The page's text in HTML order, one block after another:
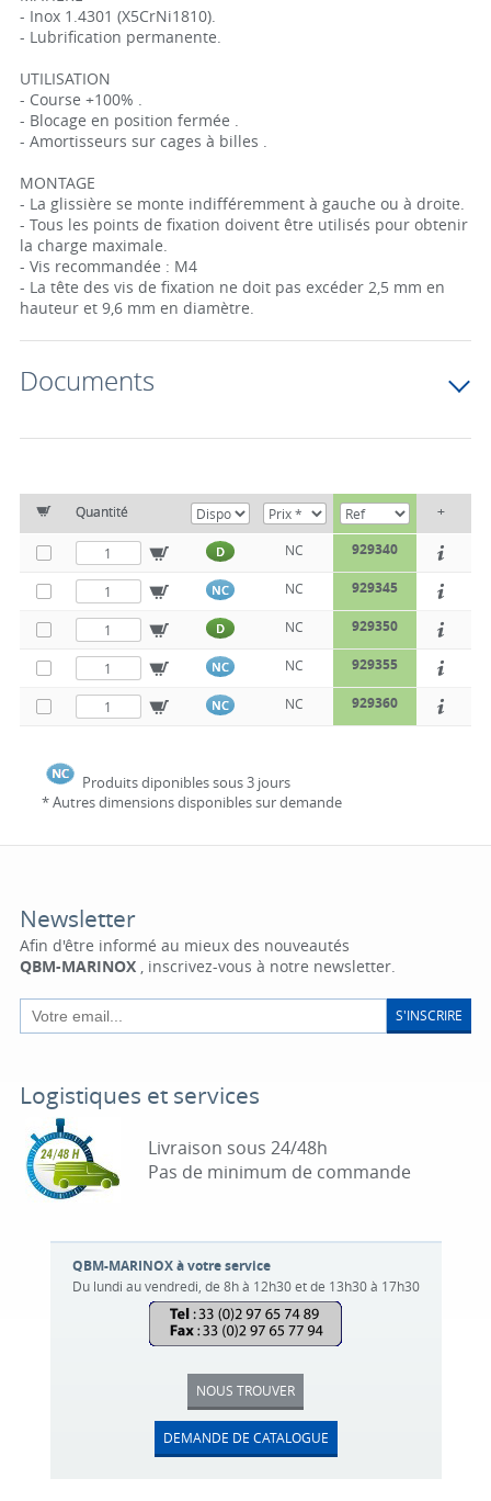
- Inox 1.4301 (X5CrNi1810).
- Lubrification permanente.
UTILISATION
- Course +100% .
- Blocage en position fermée .
- Amortisseurs sur cages à billes .
MONTAGE
- La glissière se monte indifféremment à gauche ou à droite.
- Tous les points de fixation doivent être utilisés pour obtenir
la charge maximale.
- Vis recommandée : M4
- La tête des vis de fixation ne doit pas excéder 2,5 mm en
hauteur et 9,6 mm en diamètre.
Documents
Quantité +
D NC 929340
NC NC 929345
D NC 929350
NC NC 929355
NC NC 929360
Produits diponibles sous 3 jours
* Autres dimensions disponibles sur demande
Newsletter
Afin d'être informé au mieux des nouveautés
QBM-MARINOX, inscrivez-vous à notre newsletter.
S'INSCRIRE
Logistiques et services
Livraison sous 24/48h
Pas de minimum de commande
QBM-MARINOX à votre service
Du lundi au vendredi, de 8h à 12h30 et de 13h30 à 17h30
NOUS TROUVER
DEMANDE DE CATALOGUE